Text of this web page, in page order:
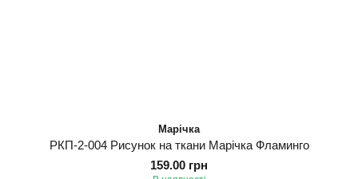
Марічка
РКП-2-004 Рисунок на ткани Марічка Фламинго
159.00 грн